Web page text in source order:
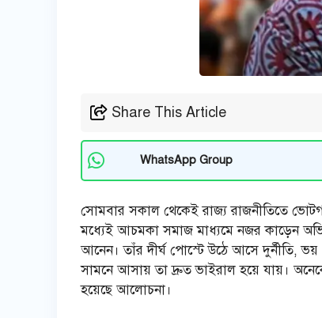
Share This Article
WhatsApp Group
সোমবার সকাল থেকেই রাজ্য রাজনীতিতে
মধ্যেই আচমকা সমাজ মাধ্যমে নজর কাড়েন
আনেন। তাঁর দীর্ঘ পোস্টে উঠে আসে দুর্নীতি,
সামনে আসায় তা দ্রুত ভাইরাল হয়ে যায়।
হয়েছে আলোচনা।